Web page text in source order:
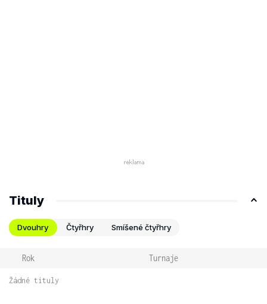
Tituly
Dvouhry Čtyřhry Smíšené čtyřhry
Rok Turnaje
Žádné tituly